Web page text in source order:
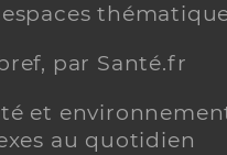
espaces
par Santé.fr
et
au quotidien